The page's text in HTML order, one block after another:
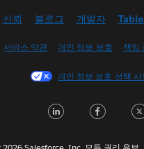
English (UK)
Français (Canada)
Italiano
신뢰 블로그 개발자
서비스 약관 개인 정보 보호 책임
개인 정보 보호 선택 사